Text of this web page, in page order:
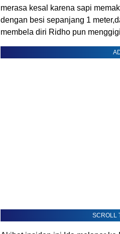
merasa kesal karena sapi
dengan besi sepanjang 1
membela diri Ridho pun
SCROLL